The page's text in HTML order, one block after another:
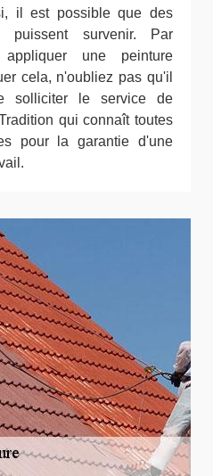
il est possible que des
puissent survenir. Par
une peinture
cela, n'oubliez pas qu'il
solliciter le service de
qui connaît toutes
pour la garantie d'une